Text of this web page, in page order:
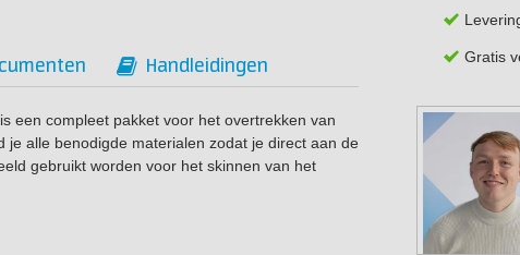
Handleidingen
een compleet pakket voor het overtrekken van
alle benodigde materialen zodat je direct aan de
gebruikt worden voor het skinnen van het
Gratis